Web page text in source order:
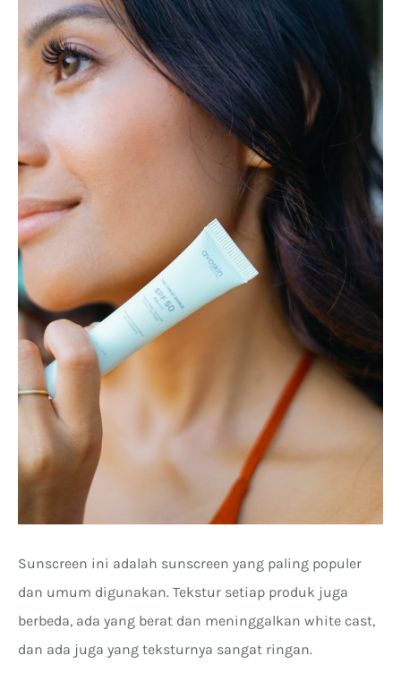
Sunscreen ini adalah sunscreen yang paling populer
dan umum digunakan. Tekstur setiap produk juga
berbeda, ada yang berat dan meninggalkan white cast,
dan ada juga yang teksturnya sangat ringan.